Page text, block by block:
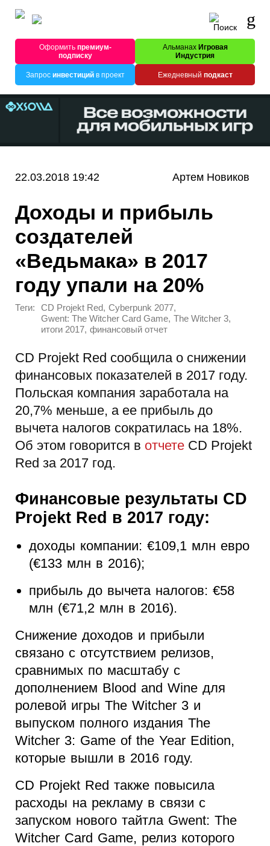
Оформитьпремиум-
подписку
Альманах Игровая
Индустрия
Запрос инвестицийв проект Ежедневный подкаст
22.03.2018 19:42 Артем Новиков
Доходы и прибыль
создателей
«Ведьмака» в 2017
году упали на 20%
Теги: CD Projekt Red, Cyberpunk 2077,
Gwent: The Witcher Card Game, The Witcher 3,
итоги 2017, финансовый отчет
CD Projekt Red сообщила о снижении
финансовых показателей в 2017 году.
Польская компания заработала на
20,7% меньше, а ее прибыль до
вычета налогов сократилась на 18%.
Об этом говорится в отчете CD Projekt
Red за 2017 год.
Финансовые результаты CD
Projekt Red в 2017 году:
доходы компании: €109,1 млн евро
(€133 млн в 2016);
прибыль до вычета налогов: €58
млн (€71,2 млн в 2016).
Снижение доходов и прибыли
связано с отсутствием релизов,
сравнимых по масштабу с
дополнением Blood and Wine для
ролевой игры The Witcher 3 и
выпуском полного издания The
Witcher 3: Game of the Year Edition,
которые вышли в 2016 году.
CD Projekt Red также повысила
расходы на рекламу в связи с
запуском нового тайтла Gwent: The
Witcher Card Game, релиз которого